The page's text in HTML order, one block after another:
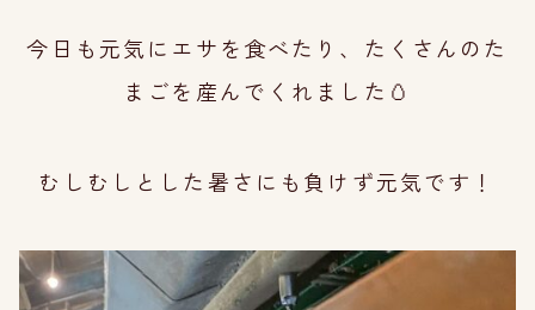
今日も元気にエサを食べたり、たくさんのた
まごを産んでくれました🥚
むしむしとした暑さにも負けず元気です！